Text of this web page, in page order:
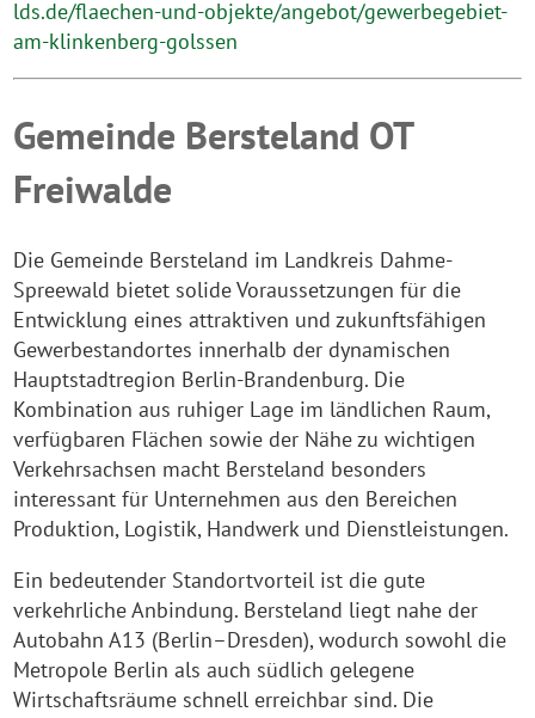
lds.de/flaechen-und-objekte/angebot/gewerbegebiet-
am-klinkenberg-golssen
Gemeinde Bersteland OT
Freiwalde
Die Gemeinde Bersteland im Landkreis Dahme-
Spreewald bietet solide Voraussetzungen für die
Entwicklung eines attraktiven und zukunftsfähigen
Gewerbestandortes innerhalb der dynamischen
Hauptstadtregion Berlin-Brandenburg. Die
Kombination aus ruhiger Lage im ländlichen Raum,
verfügbaren Flächen sowie der Nähe zu wichtigen
Verkehrsachsen macht Bersteland besonders
interessant für Unternehmen aus den Bereichen
Produktion, Logistik, Handwerk und Dienstleistungen.
Ein bedeutender Standortvorteil ist die gute
verkehrliche Anbindung. Bersteland liegt nahe der
Autobahn A13 (Berlin–Dresden), wodurch sowohl die
Metropole Berlin als auch südlich gelegene
Wirtschaftsräume schnell erreichbar sind. Die